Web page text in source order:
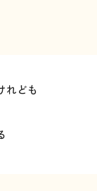
れども